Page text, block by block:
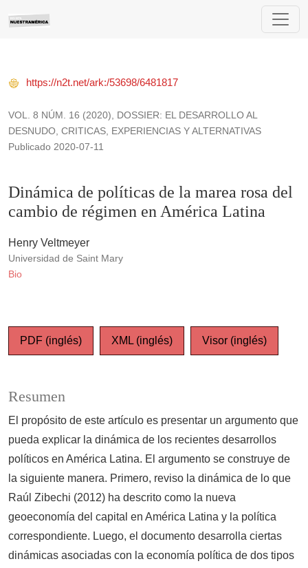
Dinámica de políticas de la marea rosa del cambio de
VOL. 8 NÚM. 16 (2020)
DOSSIER: EL DESARROLLO AL
DESNUDO, CRITICAS, EXPERIENCIAS Y ALTERNATIVAS
Dinámica de políticas de la marea rosa del
cambio de régimen en América Latina
https://n2t.net/ark:/53698/6481817
Publicado 2020-07-11
Henry Veltmeyer
Universidad de Saint Mary
Bio
PDF (inglés) XML (inglés) Visor (inglés)
Resumen
El propósito de este artículo es presentar un argumento que
pueda explicar la dinámica de los recientes desarrollos
políticos en América Latina. El argumento se construye de
la siguiente manera. Primero, reviso la dinámica de lo que
Raúl Zibechi (2012) ha descrito como la nueva
geoeconomía del capital en América Latina y la política
correspondiente. Luego, el documento desarrolla ciertas
dinámicas asociadas con la economía política de dos tipos